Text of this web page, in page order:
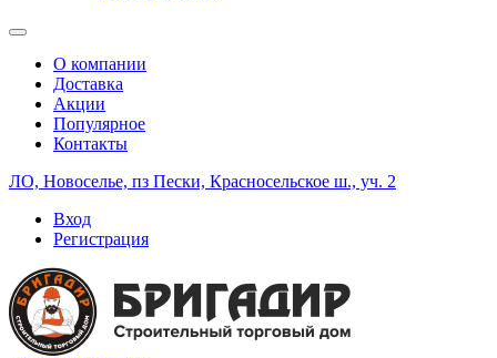
О компании
Доставка
Акции
Популярное
Контакты
ЛО, Новоселье, пз Пески, Красносельское ш., уч. 2
Вход
Регистрация